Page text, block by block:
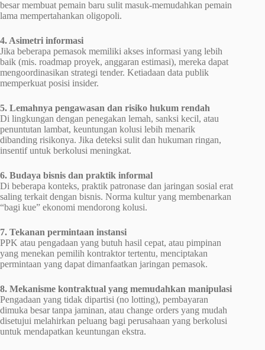
besar membuat pemain baru sulit masuk-memudahkan pemain
lama mempertahankan oligopoli.
4. Asimetri informasi
Jika beberapa pemasok memiliki akses informasi yang lebih
baik (mis. roadmap proyek, anggaran estimasi), mereka dapat
mengoordinasikan strategi tender. Ketiadaan data publik
memperkuat posisi insider.
5. Lemahnya pengawasan dan risiko hukum rendah
Di lingkungan dengan penegakan lemah, sanksi kecil, atau
penuntutan lambat, keuntungan kolusi lebih menarik
dibanding risikonya. Jika deteksi sulit dan hukuman ringan,
insentif untuk berkolusi meningkat.
6. Budaya bisnis dan praktik informal
Di beberapa konteks, praktik patronase dan jaringan sosial erat
saling terkait dengan bisnis. Norma kultur yang membenarkan
“bagi kue” ekonomi mendorong kolusi.
7. Tekanan permintaan instansi
PPK atau pengadaan yang butuh hasil cepat, atau pimpinan
yang menekan pemilih kontraktor tertentu, menciptakan
permintaan yang dapat dimanfaatkan jaringan pemasok.
8. Mekanisme kontraktual yang memudahkan manipula­si
Pengadaan yang tidak dipartisi (no lotting), pembayaran
dimuka besar tanpa jaminan, atau change orders yang mudah
disetujui melahirkan peluang bagi perusahaan yang berkolusi
untuk mendapatkan keuntungan ekstra.